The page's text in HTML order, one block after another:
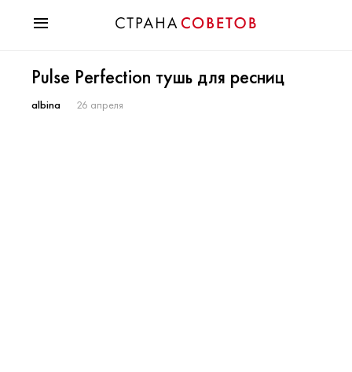
Мода
Звезды
Pulse Perfection тушь для ресниц
albina 26 апреля